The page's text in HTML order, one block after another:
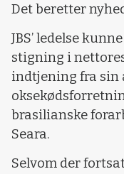
Det beretter
JBS’ ledelse
stigning i
indtjening fra sin
brasilianske
Seara.
Selvom der